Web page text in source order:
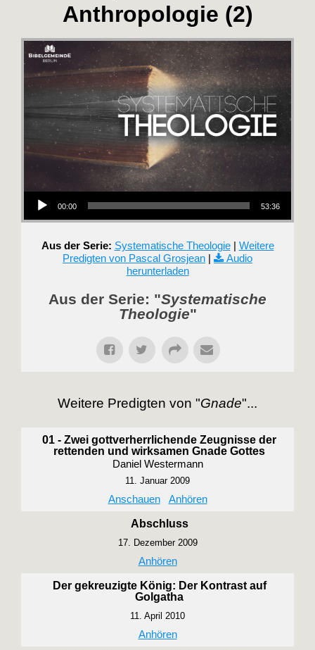
Anthropologie (2)
Audio-Player
00:00 53:36
Aus der Serie: Systematische Theologie| Weitere
Predigten von Pascal Grosjean |
Audio
herunterladen
Aus der Serie: "Systematische
Theologie"
Weitere Predigten von "Gnade"...
01 - Zwei gottverherrlichende Zeugnisse der
rettenden und wirksamen Gnade Gottes
Daniel Westermann
11. Januar 2009
Anschauen Anhören
Abschluss
17. Dezember 2009
Anhören
Der gekreuzigte König: Der Kontrast auf
Golgatha
11. April 2010
Anhören